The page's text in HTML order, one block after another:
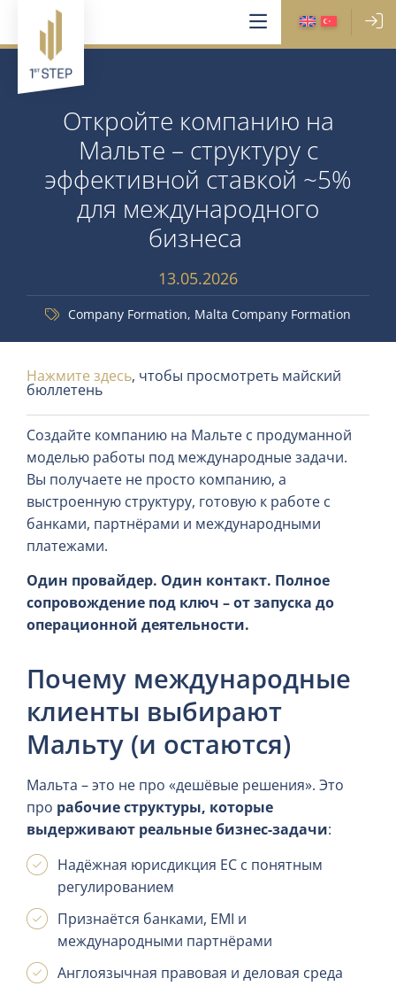
Откройте компанию на
Мальте – структуру с
эффективной ставкой ~5%
для международного
бизнеса
13.05.2026
Company Formation, Malta Company Formation
Нажмите здесь, чтобы просмотреть майский
бюллетень
Создайте компанию на Мальте с продуманной
моделью работы под международные задачи.
Вы получаете не просто компанию, а
выстроенную структуру, готовую к работе с
банками, партнёрами и международными
платежами.
Один провайдер. Один контакт. Полное
сопровождение под ключ – от запуска до
операционной деятельности.
Почему международные
клиенты выбирают
Мальту (и остаются)
Мальта – это не про «дешёвые решения». Это
про рабочие структуры, которые
выдерживают реальные бизнес-задачи:
Надёжная юрисдикция ЕС с понятным
регулированием
Признаётся банками, EMI и
международными партнёрами
Англоязычная правовая и деловая среда